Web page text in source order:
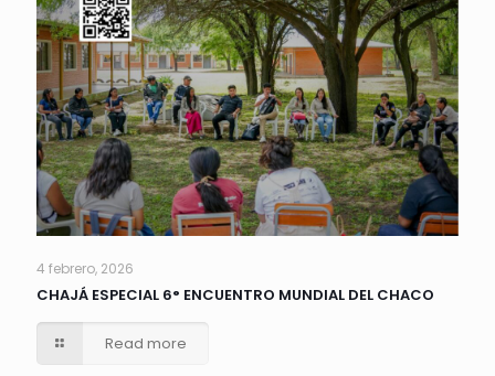
4 febrero, 2026
CHAJÁ ESPECIAL 6° ENCUENTRO MUNDIAL DEL CHACO
Read more